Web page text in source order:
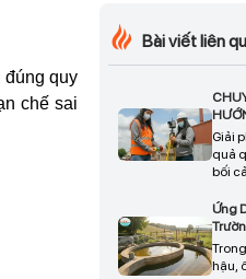
quy
chế sai
Bài viết liên
Giải
quả
bối
Ứng
Tác
Triển
hậu,